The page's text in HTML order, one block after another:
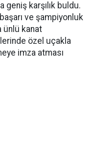
geniş karşılık buldu.
ve şampiyonluk
ünlü kanat
özel uçakla
imza atması